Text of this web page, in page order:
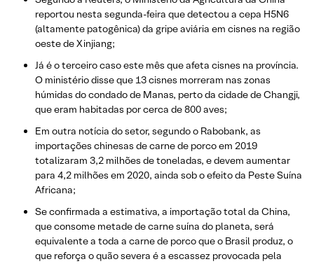
reportou nesta segunda-feira que detectou a cepa H5N6
(altamente patogênica) da gripe aviária em cisnes na região
oeste de Xinjiang;
Já é o terceiro caso este mês que afeta cisnes na província.
O ministério disse que 13 cisnes morreram nas zonas
húmidas do condado de Manas, perto da cidade de Changji,
que eram habitadas por cerca de 800 aves;
Em outra notícia do setor, segundo o Rabobank, as
importações chinesas de carne de porco em 2019
totalizaram 3,2 milhões de toneladas, e devem aumentar
para 4,2 milhões em 2020, ainda sob o efeito da Peste Suína
Africana;
Se confirmada a estimativa, a importação total da China,
que consome metade de carne suína do planeta, será
equivalente a toda a carne de porco que o Brasil produz, o
que reforça o quão severa é a escassez provocada pela